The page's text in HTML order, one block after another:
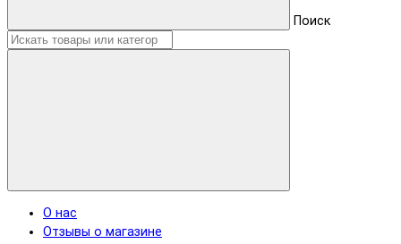
Поиск
О нас
Отзывы о магазине